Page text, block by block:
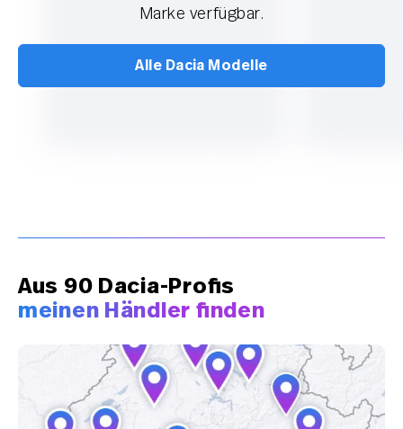
Marke verfügbar.
Alle Dacia Modelle
Aus 90 Dacia-Profis
meinen Händler finden